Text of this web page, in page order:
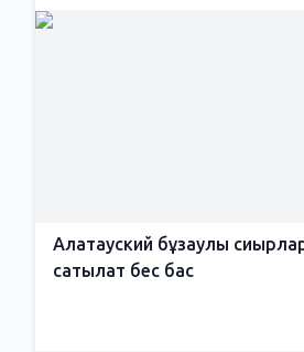
Алатауский бұзаулы
сатылат бес бас